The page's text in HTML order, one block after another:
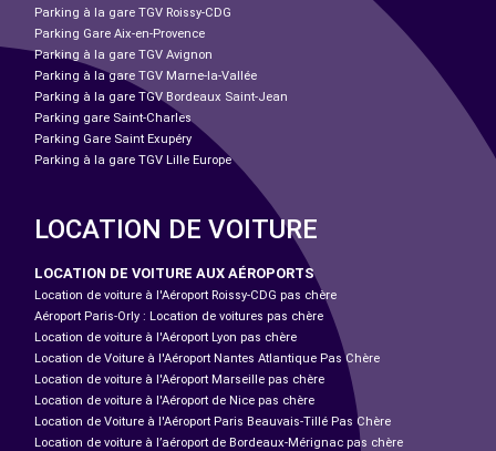
Parking à la gare TGV Roissy-CDG
Parking Gare Aix-en-Provence
Parking à la gare TGV Avignon
Parking à la gare TGV Marne-la-Vallée
Parking à la gare TGV Bordeaux Saint-Jean
Parking gare Saint-Charles
Parking Gare Saint Exupéry
Parking à la gare TGV Lille Europe
LOCATION DE VOITURE
LOCATION DE VOITURE AUX AÉROPORTS
Location de voiture à l'Aéroport Roissy-CDG pas chère
Aéroport Paris-Orly : Location de voitures pas chère
Location de voiture à l'Aéroport Lyon pas chère
Location de Voiture à l'Aéroport Nantes Atlantique Pas Chère
Location de voiture à l'Aéroport Marseille pas chère
Location de voiture à l'Aéroport de Nice pas chère
Location de Voiture à l'Aéroport Paris Beauvais-Tillé Pas Chère
Location de voiture à l’aéroport de Bordeaux-Mérignac pas chère